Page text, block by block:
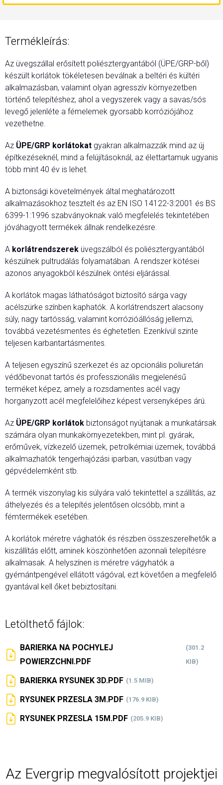
Termékleírás:
Az üvegszállal erősített poliésztergyantából (ÜPE/GRP-ből)
készült korlátok tökéletesen beválnak a beltéri és kültéri
alkalmazásban, valamint olyan agresszív környezetben
történő telepítéshez, ahol a vegyszerek vagy a savas/sós
levegő jelenléte a fémelemek gyorsabb korróziójához
vezethetne.
Az ÜPE/GRP korlátokat gyakran alkalmazzák mind az új
építkezéseknél, mind a felújításoknál, az élettartamuk ugyanis
több mint 40 év is lehet.
A biztonsági követelmények által meghatározott
alkalmazásokhoz tesztelt és az EN ISO 14122-3:2001 és BS
6399-1:1996 szabványoknak való megfelelés tekintetében
jóváhagyott termékek állnak rendelkezésre.
A korlátrendszerek üvegszálból és poliésztergyantából
készülnek pultrudálás folyamatában. A rendszer kötései
azonos anyagokból készülnek öntési eljárással.
A korlátok magas láthatóságot biztosító sárga vagy
acélszürke színben kaphatók. A korlátrendszert alacsony
súly, nagy tartósság, valamint korrózióállóság jellemzi,
továbbá vezetésmentes és éghetetlen. Ezenkívül szinte
teljesen karbantartásmentes.
A teljesen egyszínű szerkezet és az opcionális poliuretán
védőbevonat tartós és professzionális megjelenésű
terméket képez, amely a rozsdamentes acél vagy
horganyzott acél megfelelőihez képest versenyképes árú.
Az ÜPE/GRP korlátok biztonságot nyújtanak a munkatársak
számára olyan munkakörnyezetekben, mint pl. gyárak,
erőművek, vízkezelő üzemek, petrolkémiai üzemek, továbbá
alkalmazhatók tengerhajózási iparban, vasútban vagy
gépvédelemként stb.
A termék viszonylag kis súlyára való tekintettel a szállítás, az
áthelyezés és a telepítés jelentősen olcsóbb, mint a
fémtermékek esetében.
A korlátok méretre vághatók és részben összeszerelhetők a
kiszállítás előtt, aminek köszönhetően azonnali telepítésre
alkalmasak. A helyszínen is méretre vágyhatók a
gyémántpengével ellátott vágóval, ezt követően a megfelelő
gyantával kell őket bebiztosítani.
Letölthető fájlok:
BARIERKA NA POCHYLEJ
POWIERZCHNI.PDF
(301.2
KIB)
BARIERKA RYSUNEK 3D.PDF (1.5 MIB)
RYSUNEK PRZESLA 3M.PDF (176.9 KIB)
RYSUNEK PRZESLA 15M.PDF (205.9 KIB)
Az Evergrip megvalósított projektjei